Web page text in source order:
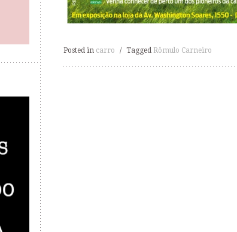
Posted in carro / Tagged Rômulo Carneiro